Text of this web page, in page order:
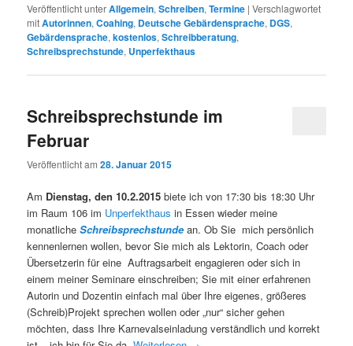
Veröffentlicht unterAllgemein,Schreiben,Termine |Verschlagwortet
mitAutorinnen,Coahing, Deutsche Gebärdensprache, DGS,
Gebärdensprache,kostenlos,Schreibberatung,
Schreibsprechstunde, Unperfekthaus
Schreibsprechstunde im
Februar
Veröffentlicht am28. Januar 2015
Am Dienstag, den 10.2.2015 biete ich von 17:30 bis 18:30 Uhr
im Raum 106 im Unperfekthaus in Essen wieder meine
monatlicheSchreibsprechstundean. Ob Sie mich persönlich
kennenlernen wollen, bevor Sie mich als Lektorin, Coach oder
Übersetzerin für eine Auftragsarbeit engagieren oder sich in
einem meiner Seminare einschreiben; Sie mit einer erfahrenen
Autorin und Dozentin einfach mal über Ihre eigenes, größeres
(Schreib)Projekt sprechen wollen oder „nur“ sicher gehen
möchten, dass Ihre Karnevalseinladung verständlich und korrekt